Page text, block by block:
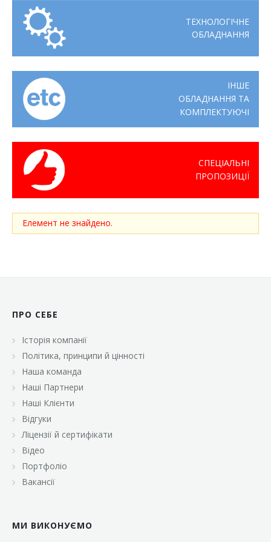
ТЕХНОЛОГІЧНЕ
ОБЛАДНАННЯ
ІНШЕ
ОБЛАДНАННЯ ТА
КОМПЛЕКТУЮЧІ
СПЕЦІАЛЬНІ
ПРОПОЗИЦІЇ
Елемент не знайдено.
ПРО СЕБЕ
Історія компанії
Політика, принципи й цінності
Наша команда
Наші Партнери
Наші Клієнти
Відгуки
Ліцензії й сертифікати
Відео
Портфоліо
Вакансії
МИ ВИКОНУЄМО